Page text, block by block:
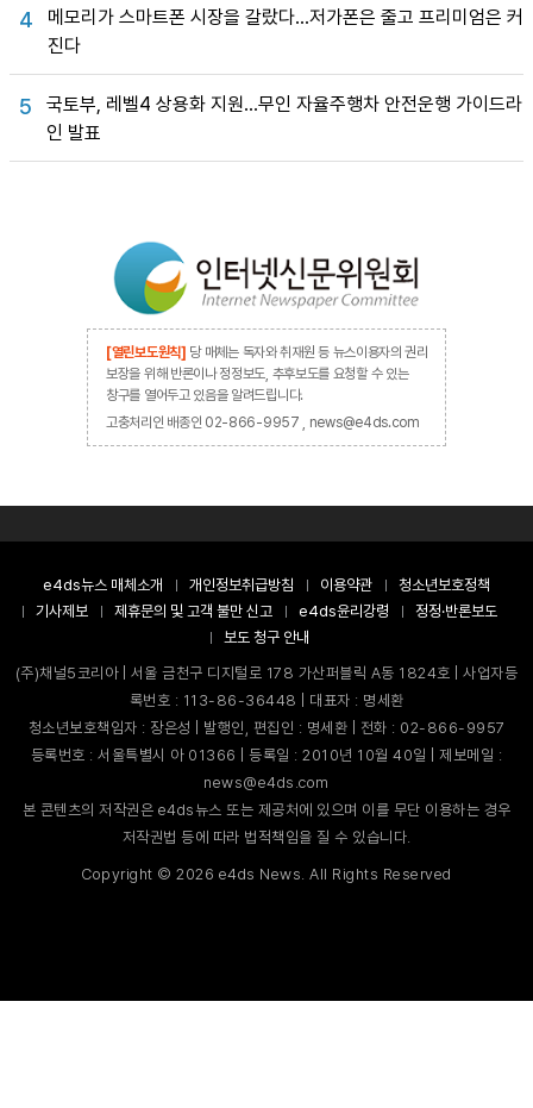
4
메모리가 스마트폰 시장을 갈랐다…저가폰은 줄고 프리미엄은 커
진다
5
국토부, 레벨4 상용화 지원…무인 자율주행차 안전운행 가이드라
인 발표
[열린보도원칙] 당 매체는 독자와 취재원 등 뉴스이용자의 권리
보장을 위해 반론이나 정정보도, 추후보도를 요청할 수 있는
창구를 열어두고 있음을 알려드립니다.
고충처리인 배종인 02-866-9957 , news@e4ds.com
e4ds뉴스 매체소개 개인정보취급방침 이용약관
청소년보호정책
기사제보
제휴문의 및 고객 불만 신고 e4ds윤리강령
정정·반론보도
보도 청구 안내
(주)채널5코리아 | 서울 금천구 디지털로 178 가산퍼블릭 A동 1824호 | 사업자등
록번호 : 113-86-36448 | 대표자 : 명세환
청소년보호책임자 : 장은성 | 발행인, 편집인 : 명세환 | 전화 : 02-866-9957
등록번호 : 서울특별시 아 01366 | 등록일 : 2010년 10월 40일 | 제보메일 :
news@e4ds.com
본 콘텐츠의 저작권은 e4ds뉴스 또는 제공처에 있으며 이를 무단 이용하는 경우
저작권법 등에 따라 법적책임을 질 수 있습니다.
Copyright ©2026 e4ds News. All Rights Reserved